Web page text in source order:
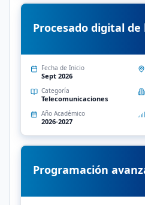
Procesado digital de
Fecha de Inicio
Sept 2026
Categoría
Telecomunicaciones
Año Académico
2026-2027
Programación